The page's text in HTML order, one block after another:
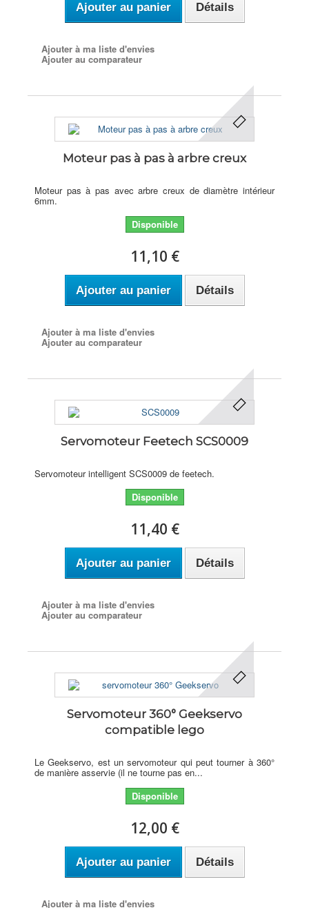
Ajouter au panier Détails
Ajouter à ma liste d'envies
Ajouter au comparateur
Moteur pas à pas à arbre creux
Moteur pas à pas avec arbre creux de diamètre intérieur
6mm.
Disponible
11,10 €
Ajouter au panier Détails
Ajouter à ma liste d'envies
Ajouter au comparateur
Servomoteur Feetech SCS0009
Servomoteur intelligent SCS0009 de feetech.
Disponible
11,40 €
Ajouter au panier Détails
Ajouter à ma liste d'envies
Ajouter au comparateur
Servomoteur 360° Geekservo
compatible lego
Le Geekservo, est un servomoteur qui peut tourner à 360°
de manière asservie (il ne tourne pas en...
Disponible
12,00 €
Ajouter au panier Détails
Ajouter à ma liste d'envies